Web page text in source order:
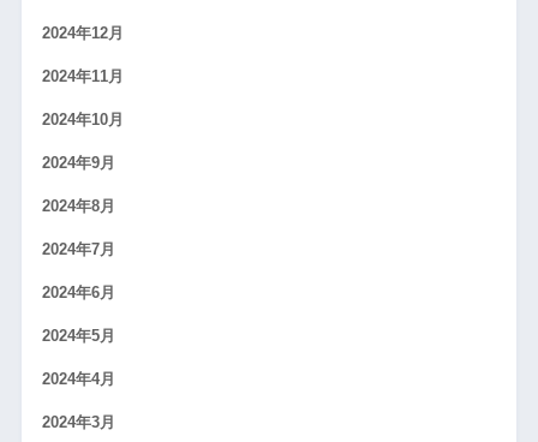
2024年12月
2024年11月
2024年10月
2024年9月
2024年8月
2024年7月
2024年6月
2024年5月
2024年4月
2024年3月